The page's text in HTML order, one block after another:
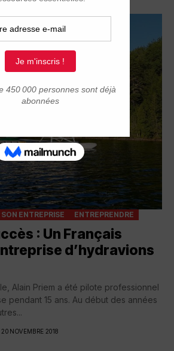
SON ENTREPRISE ENTREPRENDRE
: Un Français
d’hydravions
Alain Priem a été pilote professionnel
pendant 15 ans. Au début des années
20 NOVEMBRE 2018